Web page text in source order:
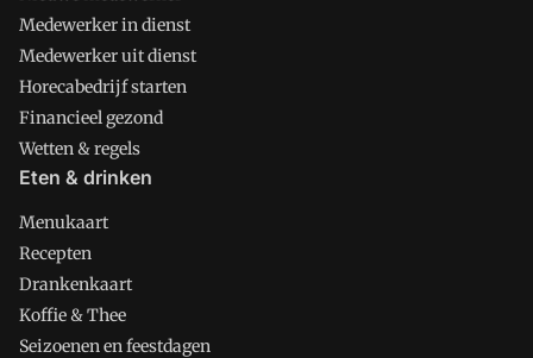
Medewerker in dienst
Medewerker uit dienst
Horecabedrijf starten
Financieel gezond
Wetten & regels
Eten & drinken
Menukaart
Recepten
Drankenkaart
Koffie & Thee
Seizoenen en feestdagen